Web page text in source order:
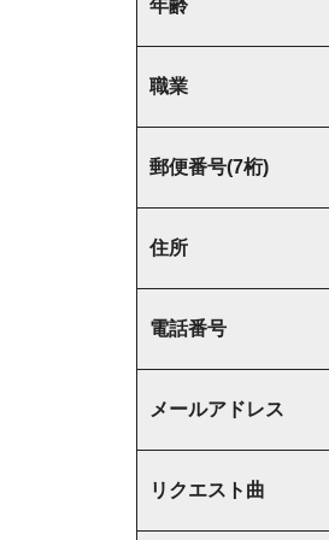
年齢
職業
郵便番号(7桁)
住所
電話番号
メールアドレス
リクエスト曲